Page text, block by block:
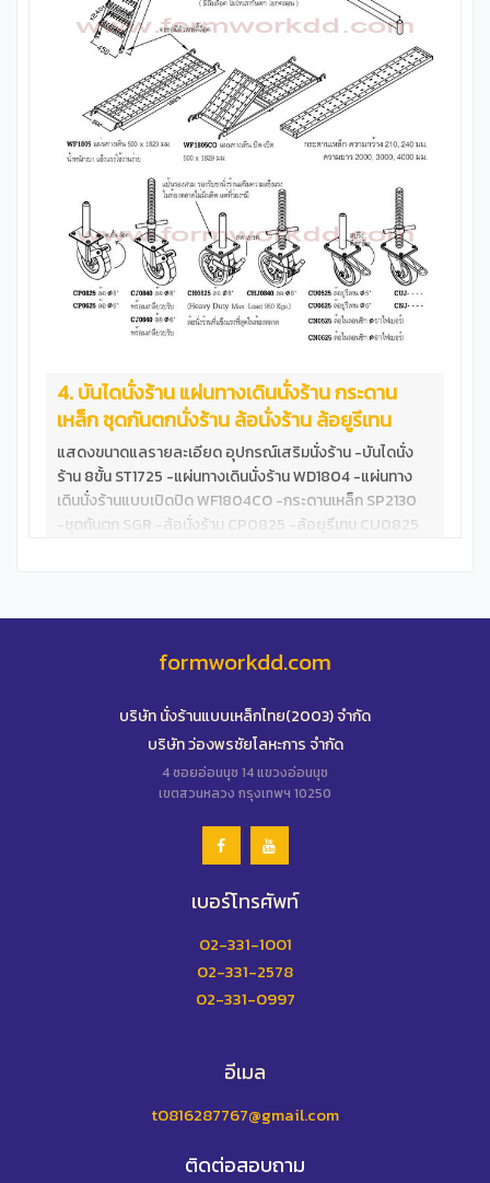
4. บันไดนั่งร้าน แผ่นทางเดินนั่งร้าน กระดาน
เหล็ก ชุดกันตกนั่งร้าน ล้อนั่งร้าน ล้อยูรีเทน
แสดงขนาดแลรายละเอียด อุปกรณ์เสริมนั่งร้าน -บันไดนั่ง
ร้าน 8ขั้น ST1725 -แผ่นทางเดินนั่งร้าน WD1804 -แผ่นทาง
เดินนั่งร้านแบบเปิดปิด WF1804CO -กระดานเหล็ก SP2130
-ชุดกันตก SGR -ล้อนั่งร้าน CP0825 -ล้อยูรีเทน CU0825
formworkdd.com
บริษัท นั่งร้านแบบเหล็กไทย(2003) จำกัด
บริษัท ว่องพรชัยโลหะการ จำกัด
4 ซอยอ่อนนุช 14 แขวงอ่อนนุช
เขตสวนหลวง กรุงเทพฯ 10250
เบอร์โทรศัพท์
02-331-1001
02-331-2578
02-331-0997
อีเมล
t0816287767@gmail.com
ติดต่อสอบถาม